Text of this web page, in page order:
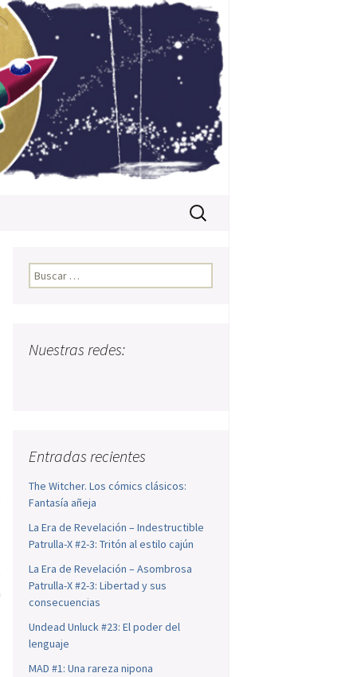
Buscar:
Buscar:
Nuestras redes:
Entradas recientes
The Witcher. Los cómics clásicos:
Fantasía añeja
La Era de Revelación – Indestructible
Patrulla-X #2-3: Tritón al estilo cajún
La Era de Revelación – Asombrosa
Patrulla-X #2-3: Libertad y sus
consecuencias
Undead Unluck #23: El poder del
lenguaje
MAD #1: Una rareza nipona